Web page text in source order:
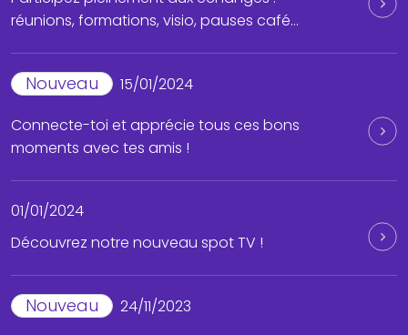
réunions, formations, visio, pauses café…
Nouveau
15/01/2024
Connecte-toi et apprécie tous ces bons
moments avec tes amis !
01/01/2024
Découvrez notre nouveau spot TV !
Nouveau
24/11/2023